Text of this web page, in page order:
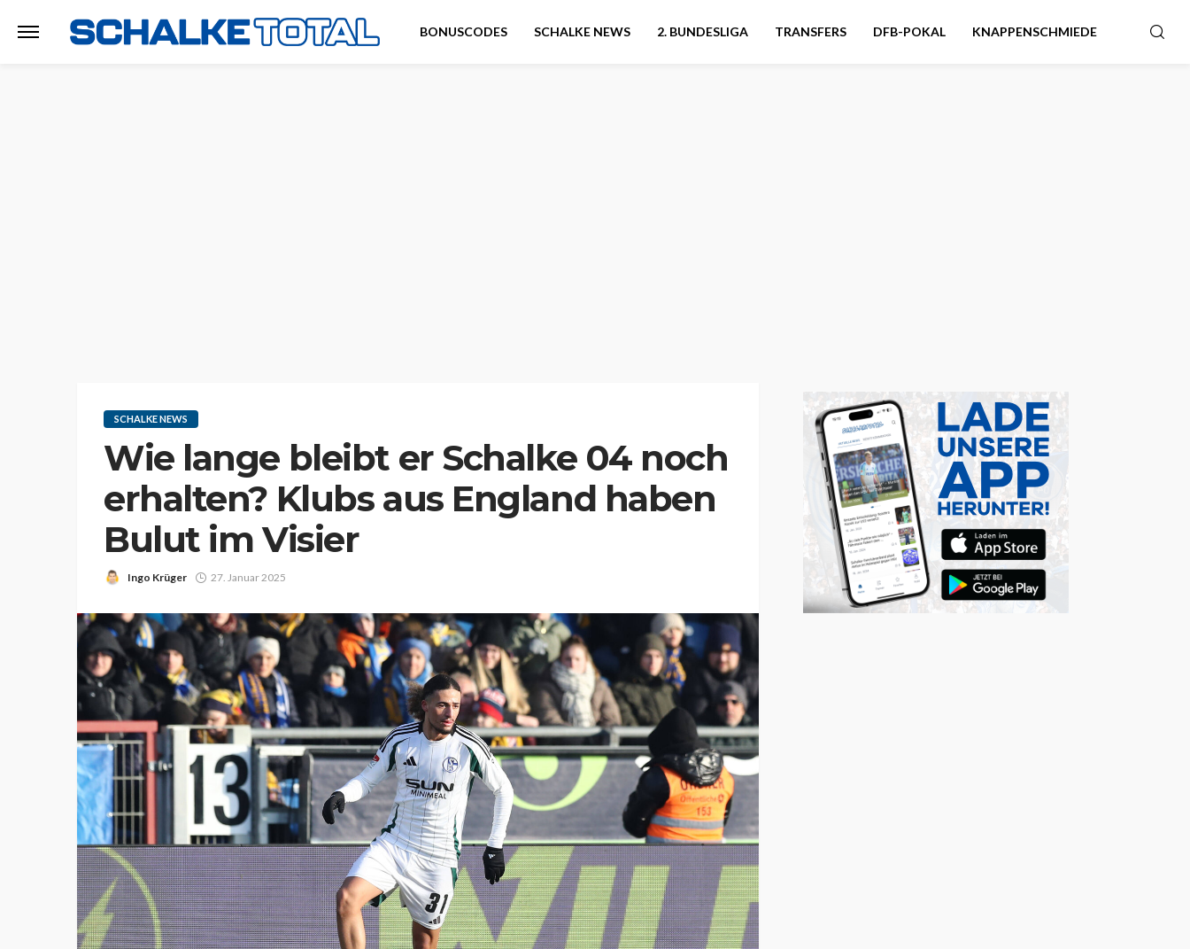
BONUSCODES SCHALKE NEWS 2. BUNDESLIGA TRANSFERS DFB-POKAL KNAPPENSCHMIEDE
SCHALKE NEWS
Wie lange bleibt er Schalke 04 noch
erhalten? Klubs aus England haben
Bulut im Visier
Ingo Krüger 27. Januar 2025